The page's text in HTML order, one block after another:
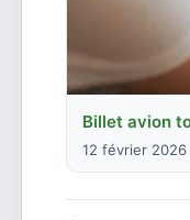
Billet avion
12 février 2026